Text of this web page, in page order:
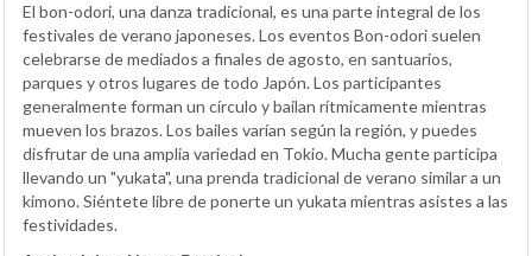
El bon-odori, una danza tradicional, es una parte integral de los
festivales de verano japoneses. Los eventos Bon-odori suelen
celebrarse de mediados a finales de agosto, en santuarios,
parques y otros lugares de todo Japón. Los participantes
generalmente forman un círculo y bailan rítmicamente mientras
mueven los brazos. Los bailes varían según la región, y puedes
disfrutar de una amplia variedad en Tokio. Mucha gente participa
llevando un "yukata", una prenda tradicional de verano similar a un
kimono. Siéntete libre de ponerte un yukata mientras asistes a las
festividades.